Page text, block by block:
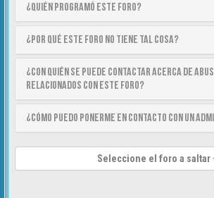
¿Quién programó este foro?
¿Por qué este foro no tiene tal cosa?
¿Con quién se puede contactar acerca de
relacionados con este foro?
¿Cómo puedo ponerme en contacto con un
Seleccione el foro a saltar